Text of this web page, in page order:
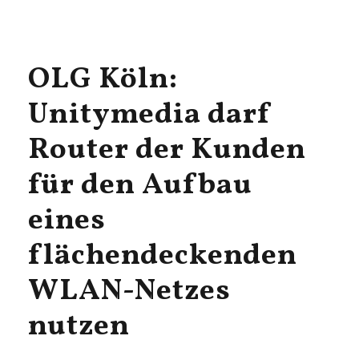
OLG Köln:
Unitymedia darf
Router der Kunden
für den Aufbau
eines
flächendeckenden
WLAN-Netzes
nutzen